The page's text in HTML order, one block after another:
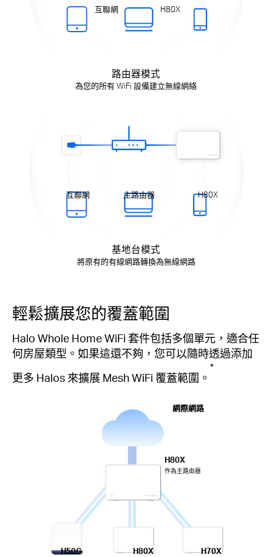
互聯網 H80X
路由器模式
為您的所有 WiFi 設備建立無線網絡
互聯網 主路由器 H80X
基地台模式
將原有的有線網路轉換為無線網路
輕鬆擴展您的覆蓋範圍
Halo Whole Home WiFi 套件包括多個單元，適合任
何房屋類型。如果這還不夠，您可以隨時透過添加
更多 Halos 來擴展 Mesh WiFi 覆蓋範圍。
*
網際網路
H80X
作為主路由器
H80X H70X
H50G